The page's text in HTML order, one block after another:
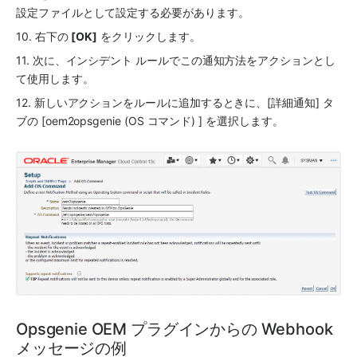
設定ファイルとして設定する必要があります。
10. 右下の [OK] をクリックします。
11. 次に、インシデント ルールでこの通知方法をアクションとし
て使用します。
12. 新しいアクションをルールに追加するときに、[詳細通知] タ
ブの [oem2opsgenie (OS コマンド) ] を選択します。
Opsgenie OEM プラグインからの Webhook
メッセージの例